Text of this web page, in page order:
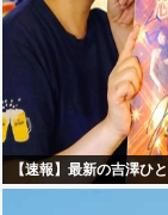
【速報】最新の吉澤ひ